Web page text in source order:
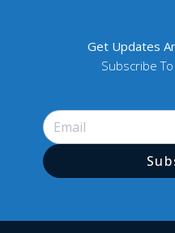
Get Updates
Subscribe